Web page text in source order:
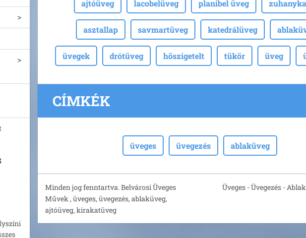
ajtóüveg lacobelüveg planibel üveg
asztallap savmartüveg katedrálüveg
üvegek drótüveg hőszigetelt tükör üveg
CÍMKÉK
üveges üvegezés ablaküveg
Minden jog fenntartva. Belvárosi Üveges
Művek , üveges, üvegezés, ablaküveg,
ajtóüveg, kirakatüveg
Üveges - Üvegezés -